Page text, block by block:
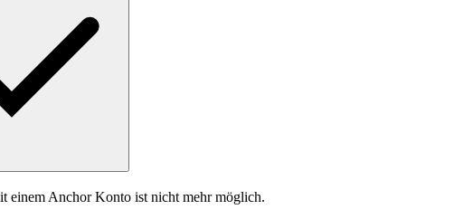
einem Anchor Konto ist nicht mehr möglich.